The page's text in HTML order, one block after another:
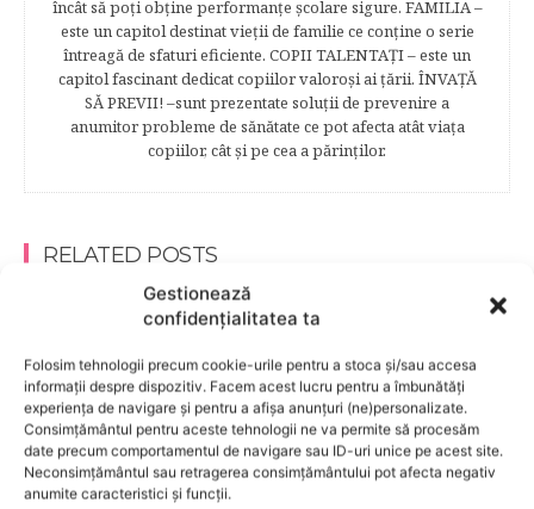
Gestionează
confidențialitatea ta
Folosim tehnologii precum cookie-urile pentru a stoca și/sau accesa
informații despre dispozitiv. Facem acest lucru pentru a îmbunătăți
experiența de navigare și pentru a afișa anunțuri (ne)personalizate.
Consimțământul pentru aceste tehnologii ne va permite să procesăm
date precum comportamentul de navigare sau ID-uri unice pe acest site.
Neconsimțământul sau retragerea consimțământului pot afecta negativ
anumite caracteristici și funcții.
încât să poţi obţine performanţe şcolare sigure. FAMILIA –
este un capitol destinat vieţii de familie ce conţine o serie
întreagă de sfaturi eficiente. COPII TALENTAŢI – este un
capitol fascinant dedicat copiilor valoroși ai țării. ÎNVAŢĂ
SĂ PREVII! –sunt prezentate soluţii de prevenire a
anumitor probleme de sănătate ce pot afecta atât viaţa
copiilor, cât şi pe cea a părinţilor.
RELATED POSTS